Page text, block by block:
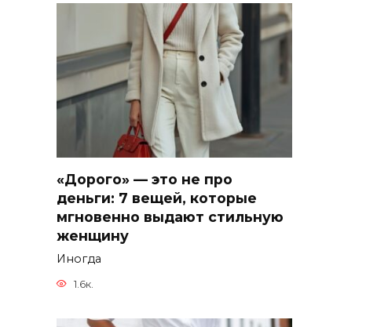
«Дорого» — это не про
деньги: 7 вещей, которые
мгновенно выдают стильную
женщину
Иногда
1.6к.